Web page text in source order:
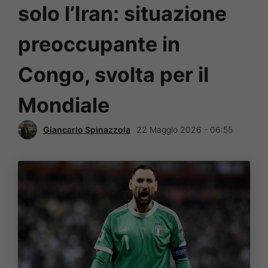
solo l’Iran: situazione
preoccupante in
Congo, svolta per il
Mondiale
Giancarlo Spinazzola 22 Maggio 2026 - 06:55